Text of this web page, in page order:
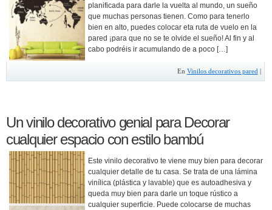
planificada para darle la vuelta al mundo, un sueño
que muchas personas tienen. Como para tenerlo
bien en alto, puedes colocar eta ruta de vuelo en la
pared ¡para que no se te olvide el sueño! Al fin y al
cabo podréis ir acumulando de a poco […]
En Vinilos decorativos pared
Un vinilo decorativo genial para Decorar
cualquier espacio con estilo bambú
Este vinilo decorativo te viene muy bien para decorar
cualquier detalle de tu casa. Se trata de una lámina
vinílica (plástica y lavable) que es autoadhesiva y
queda muy bien para darle un toque rústico a
cualquier superficie. Puede colocarse de muchas